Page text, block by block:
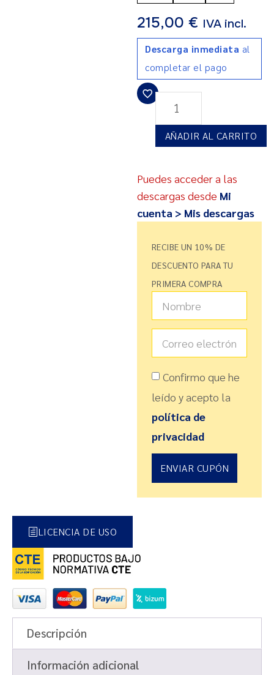
215,00 € IVA incl.
Descarga inmediata al
completar el pago
AÑADIR AL CARRITO
Puedes acceder a las
descargas desde Mi
cuenta > Mis descargas
RECIBE UN 10% DE
DESCUENTO PARA TU
PRIMERA COMPRA
Confirmo que he
leído y acepto la
política de
privacidad
ENVIAR CUPÓN
LICENCIA DE USO
Descripción
Información adicional